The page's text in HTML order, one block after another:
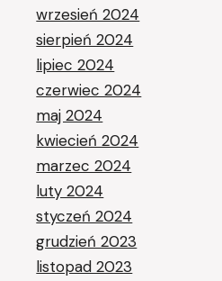
wrzesień 2024
sierpień 2024
lipiec 2024
czerwiec 2024
maj 2024
kwiecień 2024
marzec 2024
luty 2024
styczeń 2024
grudzień 2023
listopad 2023